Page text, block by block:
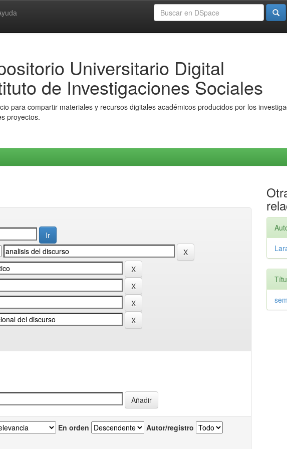
Universitario Digital
de Investigaciones Sociales
para compartir materiales y recursos digitales académicos producidos por los
proyectos.
En orden Autor/registro